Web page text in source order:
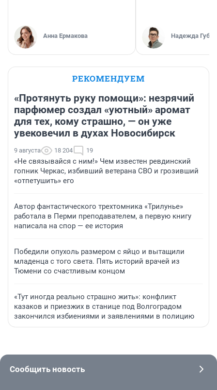
Анна Ермакова Надежда
РЕКОМЕНДУЕМ
«Протянуть руку помощи»: незрячий
парфюмер создал «уютный» аромат
для тех, кому страшно, — он уже
увековечил в духах Новосибирск
9 августа 18 204 19
«Не связывайся с ним!» Чем известен ревдинский
гопник Черкас, избивший ветерана СВО и грозивший
«отпетушить» его
Автор фантастического трехтомника «Трилунье»
работала в Перми преподавателем, а первую книгу
написала на спор — ее история
Победили опухоль размером с яйцо и вытащили
младенца с того света. Пять историй врачей из
Тюмени со счастливым концом
«Тут иногда реально страшно жить»: конфликт
казаков и приезжих в станице под Волгоградом
закончился избиениями и заявлениями в полицию
Сообщить новость